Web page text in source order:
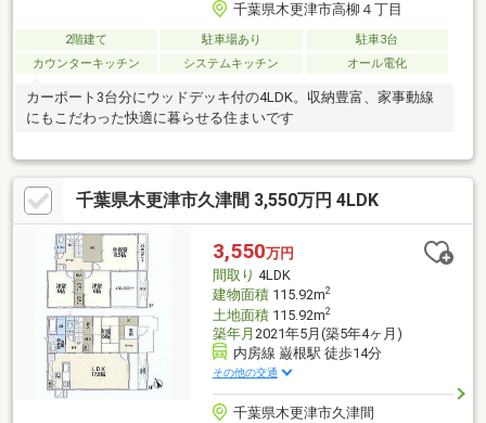
千葉県木更津市高柳４丁目
2階建て 駐車場あり
駐車3台
カウンターキッチン
システムキッチン オール電化
カーポート3台分にウッドデッキ付の4LDK。収納豊富、家事動線
にもこだわった快適に暮らせる住まいです
千葉県木更津市久津間 3,550万円 4LDK
3,550万円
間取り 4LDK
建物面積115.92m2
土地面積115.92m2
築年月 2021年5月(築5年4ヶ月)
内房線 巌根駅 徒歩14分
その他の交通
千葉県木更津市久津間